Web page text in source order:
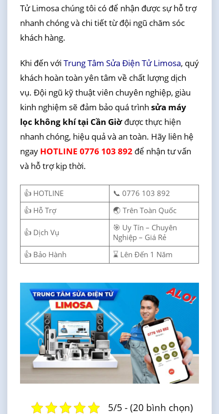
Tử Limosa chúng tôi có để nhận được sự hỗ trợ
nhanh chóng và chi tiết từ đội ngũ chăm sóc
khách hàng.
Khi đến với Trung Tâm Sửa Điện Tử Limosa, quý
khách hoàn toàn yên tâm về chất lượng dịch
vụ. Đội ngũ kỹ thuật viên chuyên nghiệp, giàu
kinh nghiệm sẽ đảm bảo quá trình sửa máy
lọc không khí tại Cần Giờđược thực hiện
nhanh chóng, hiệu quả và an toàn. Hãy liên hệ
ngay HOTLINE 0776 103 892để nhận tư vấn
và hỗ trợ kịp thời.
👍 HOTLINE
📞 0776 103 892
👍 Hỗ Trợ
🌏 Trên Toàn Quốc
👍 Dịch Vụ
🎯 Uy Tín – Chuyên
Nghiệp – Giá Rẻ
👍 Bảo Hành
⌛ Lên Đến 1 Năm
5/5 - (20 bình chọn)